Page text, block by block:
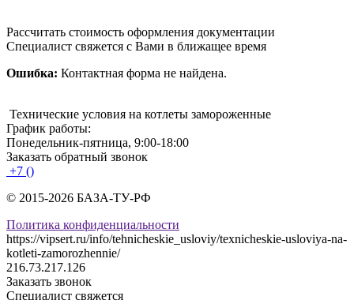
Рассчитать стоимость оформления документации
Специалист свяжется с Вами в ближащее время
Ошибка: Контактная форма не найдена.
Технические условия на котлеты замороженные
График работы:
Понедельник-пятница, 9:00-18:00
Заказать обратный звонок
+7 ()
© 2015-2026 БАЗА-ТУ-РФ
Политика конфиденциальности
https://vipsert.ru/info/tehnicheskie_usloviy/texnicheskie-usloviya-na-
kotleti-zamorozhennie/
216.73.217.126
Заказать звонок
Специалист свяжется